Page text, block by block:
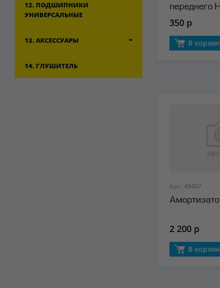
12. ПОДШИПНИКИ
УНИВЕРСАЛЬНЫЕ
13. АКСЕССУАРЫ
14. ГЛУШИТЕЛЬ
переднего
350 р
В
Арт.: 49497
2 200 р
В